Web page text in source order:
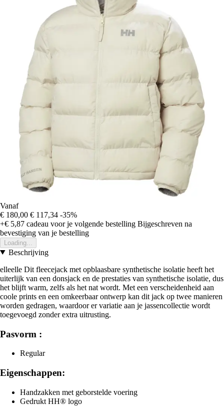
Vanaf
€ 180,00 € 117,34 -35%
+€ 5,87 cadeau voor je volgende bestelling Bijgeschreven na
bevestiging van je bestelling
Loading...
Beschrijving
elleelle Dit fleecejack met opblaasbare synthetische isolatie heeft het
uiterlijk van een donsjack en de prestaties van synthetische isolatie, dus
het blijft warm, zelfs als het nat wordt. Met een verscheidenheid aan
coole prints en een omkeerbaar ontwerp kan dit jack op twee manieren
worden gedragen, waardoor er variatie aan je jassencollectie wordt
toegevoegd zonder extra uitrusting.
Pasvorm :
Regular
Eigenschappen:
Handzakken met geborstelde voering
Gedrukt HH® logo